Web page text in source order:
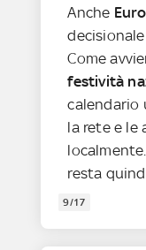
Anche
Come
festività
calendario
la rete e le
resta
9/17